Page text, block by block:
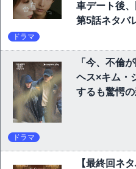
車デート後
第5話ネタバ
ドラマ
「今、不倫
ヘス×キム・
するも驚愕の
ドラマ
【最終回ネ